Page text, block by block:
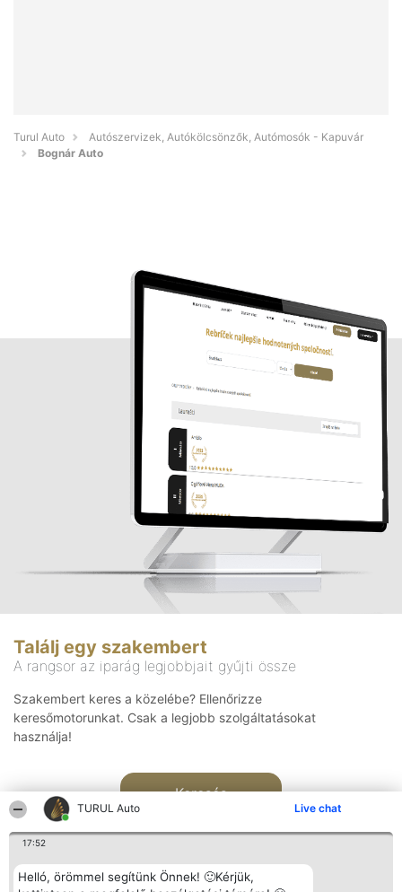
TURUL Auto Live chat
17:52
Helló, örömmel segítünk Önnek! 🙂Kérjük,
Turul Auto
Autószervizek, Autókölcsönzők, Autómosók - Kapuvár
Bognár Auto
Találj egy szakembert
A rangsor az iparág legjobbjait gyűjti össze
Szakembert keres a közelébe? Ellenőrizze
keresőmotorunkat. Csak a legjobb szolgáltatásokat
használja!
Keresés